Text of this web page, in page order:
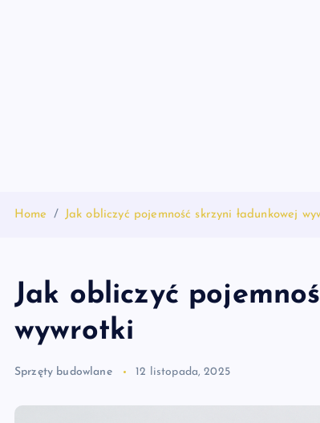
Home Jak obliczyć pojemność skrzyni ładunkowej
Jak obliczyć
wywrotki
Sprzęty budowlane 12 listopada, 2025